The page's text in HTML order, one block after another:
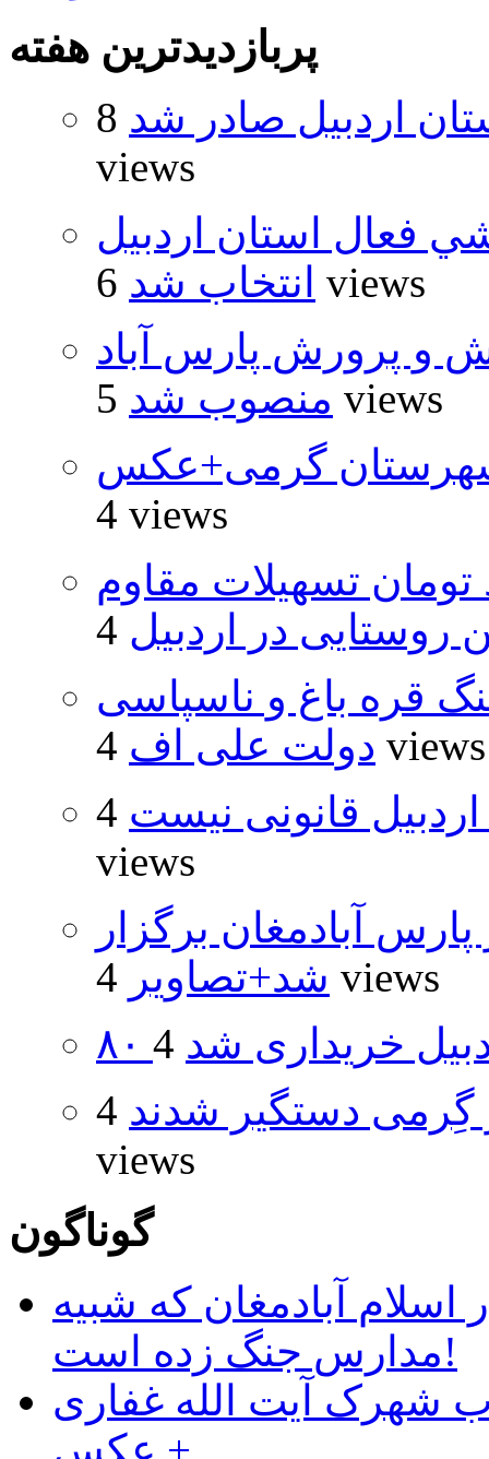
پربازدیدترین هفته
اردبیل صادر شد 8
views
فعال استان اردبيل
انتخاب شد 6 views
و پرورش پارس آباد
منصوب شد 5 views
گرمی+عکس
4 views
و ۴۸۰ میلیارد تومان تسهیلات مقاوم
در اردبیل
قره باغ و ناسپاسی
دولت علی اف 4 views
قانونی نیست 4
views
آبادمغان برگزار
شد+تصاویر 4 views
خریداری شد
دستگیر شدند 4
views
گوناگون
آبادمغان که شبیه
مدارس جنگ زده است!
شهرک آیت الله غفاری
+ عکس